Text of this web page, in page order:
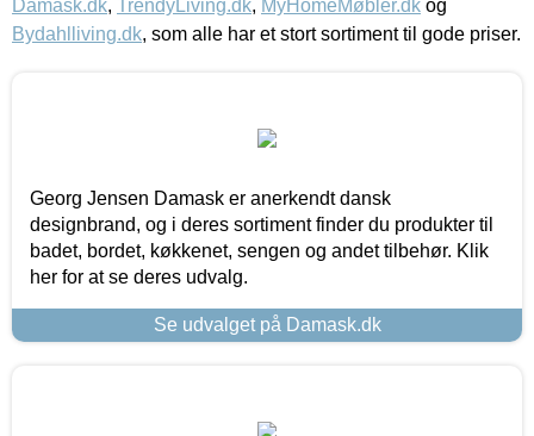
Damask.dk, TrendyLiving.dk, MyHomeMøbler.dk og
Bydahlliving.dk, som alle har et stort sortiment til gode priser.
Georg Jensen Damask er anerkendt dansk
designbrand, og i deres sortiment finder du produkter til
badet, bordet, køkkenet, sengen og andet tilbehør. Klik
her for at se deres udvalg.
Se udvalget på Damask.dk